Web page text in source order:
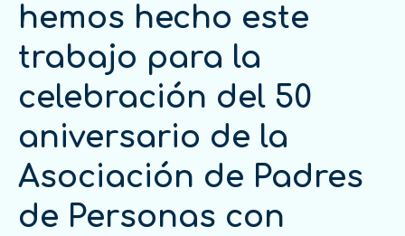
hemos hecho este
trabajo para la
celebración del 50
aniversario de la
Asociación de Padres
de Personas con